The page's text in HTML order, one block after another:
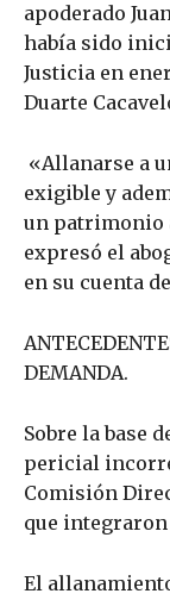
apoderado
había sido
Justicia en
Duarte
«Allanarse a
exigible y
un patrimonio
expresó el
en su cuenta
DEMANDA.
Sobre la base
pericial
Comisión
que
El